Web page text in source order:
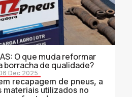
O que muda reformar
borracha de qualidade?
Dec 2025
recapagem de pneus, a
materiais utilizados no